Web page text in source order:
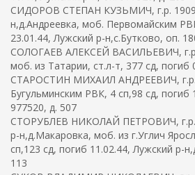
СИДОРОВ СТЕПАН КУЗЬМИЧ, г.р.
н,д.Андреевка, моб. Первомайским
23.01.44, Лужский р-н,с.Бутково, оп.
СОЛОГАЕВ АЛЕКСЕЙ ВАСИЛЬЕВИЧ,
моб. из Татарии, ст.л-т, 377 сд, погиб
СТАРОСТИН МИХАИЛ АНДРЕЕВИЧ, г.р.
Бугульминским РВК, 4 сп,98 сд, погиб
977520, д. 507
СТОРУБЛЕВ НИКОЛАЙ ПЕТРОВИЧ, г.р.
р-н,д.Макаровка, моб. из г.Углич
сп,123 сд, погиб 11.02.44, Лужский р-
113